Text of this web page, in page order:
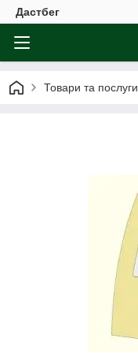
Дастбег
Товари та послуги